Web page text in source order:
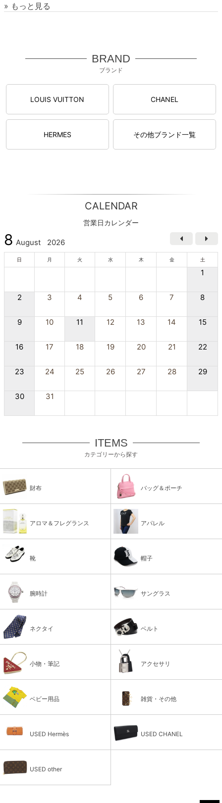
» もっと見る
BRAND
ブランド
LOUIS VUITTON CHANEL
HERMES その他ブランド一覧
CALENDAR
営業日カレンダー
8 August 2026
日 月 火 水 木 金 土
1
2 3 4 5 6 7 8
9 10 11 12 13 14 15
16 17 18 19 20 21 22
23 24 25 26 27 28 29
30 31
ITEMS
カテゴリーから探す
財布 バッグ＆ポーチ
アロマ＆フレグランス アパレル
靴 帽子
腕時計 サングラス
ネクタイ ベルト
小物・筆記 アクセサリ
ベビー用品 雑貨・その他
USED Hermès USED CHANEL
USED other